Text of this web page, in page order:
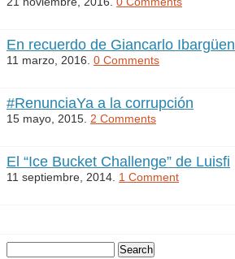
En recuerdo de Giancarlo Ibargüen
11 marzo, 2016. 0 Comments
#RenunciaYa a la corrupción
15 mayo, 2015. 2 Comments
El “Ice Bucket Challenge” de Luisfi
11 septiembre, 2014. 1 Comment